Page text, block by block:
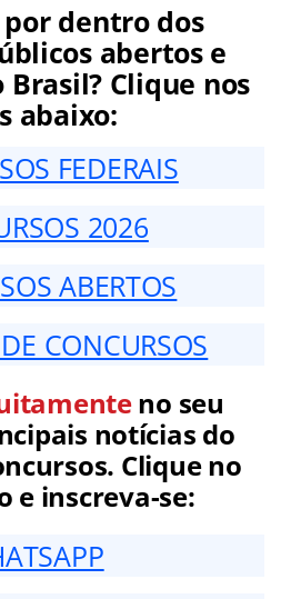
dentro dos
abertos e
Clique nos
abaixo:
FEDERAIS
2026
ABERTOS
CONCURSOS
no seu
notícias do
Clique no
e inscreva-se: